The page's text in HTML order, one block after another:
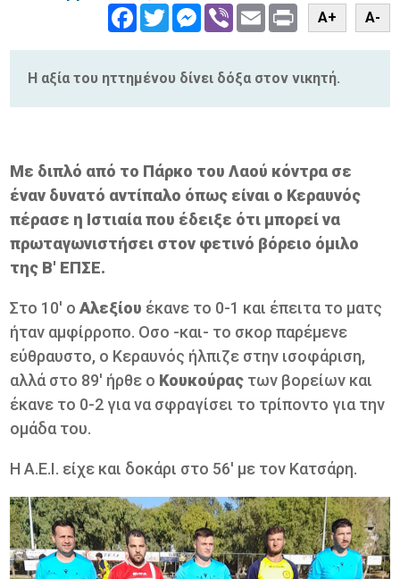
FacebookTwitterMessenger
Viber Email PrintA+ A-
Η αξία του ηττημένου δίνει δόξα στον νικητή.
Με διπλό από το Πάρκο του Λαού κόντρα σε
έναν δυνατό αντίπαλο όπως είναι ο Κεραυνός
πέρασε η Ιστιαία που έδειξε ότι μπορεί να
πρωταγωνιστήσει στον φετινό βόρειο όμιλο
της Β' ΕΠΣΕ.
Στο 10' οΑλεξίου έκανε το 0-1 και έπειτα το ματς
ήταν αμφίρροπο. Οσο -και- το σκορ παρέμενε
εύθραυστο, ο Κεραυνός ήλπιζε στην ισοφάριση,
αλλά στο 89' ήρθε ο Κουκούρας των βορείων και
έκανε το 0-2 για να σφραγίσει το τρίποντο για την
ομάδα του.
Η Α.Ε.Ι. είχε και δοκάρι στο 56' με τον Κατσάρη.